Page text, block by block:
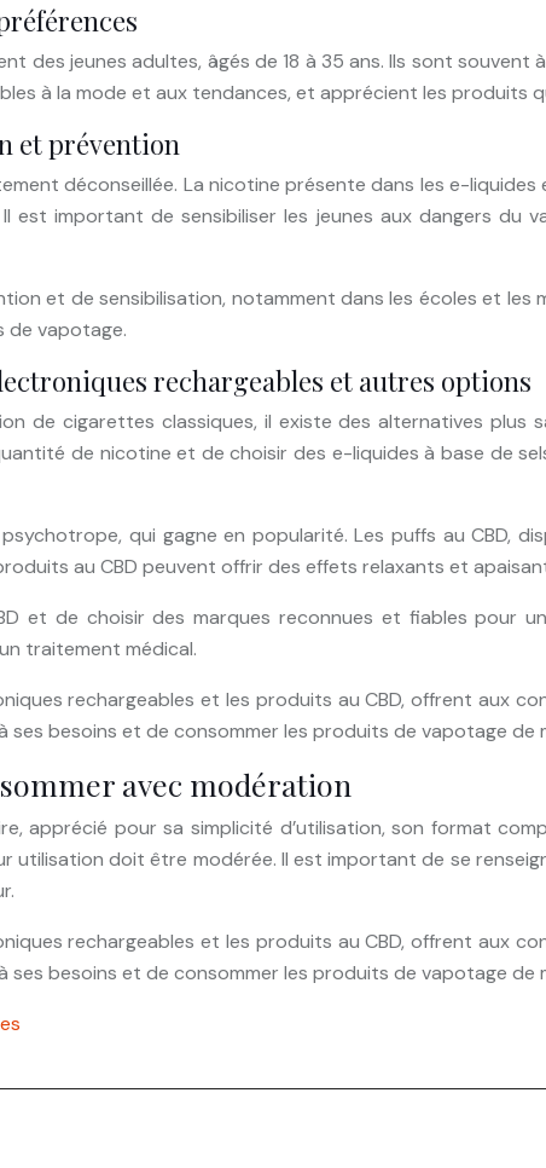
des jeunes adultes, âgés de 18 à 35 ans. Ils sont
à la mode et aux tendances, et apprécient les produits
et prévention
déconseillée. La nicotine présente dans les e-
est important de sensibiliser les jeunes aux dangers
et de sensibilisation, notamment dans les écoles et les
de vapotage.
rechargeables et autres options
de cigarettes classiques, il existe des alternatives
de nicotine et de choisir des e-liquides à base de
qui gagne en popularité. Les puffs au CBD,
au CBD peuvent offrir des effets relaxants et
et de choisir des marques reconnues et fiables pour
traitement médical.
rechargeables et les produits au CBD, offrent aux
besoins et de consommer les produits de vapotage de
avec modération
apprécié pour sa simplicité d’utilisation, son format
utilisation doit être modérée. Il est important de se
rechargeables et les produits au CBD, offrent aux
besoins et de consommer les produits de vapotage de